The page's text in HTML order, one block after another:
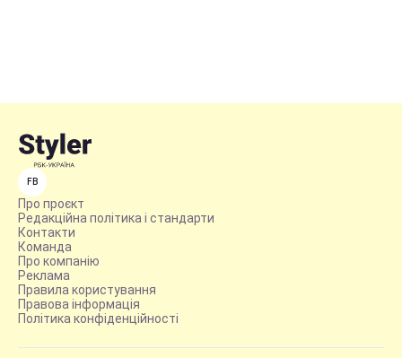
FB
Про проєкт
Редакційна політика і стандарти
Контакти
Команда
Про компанію
Реклама
Правила користування
Правова інформація
Політика конфіденційності